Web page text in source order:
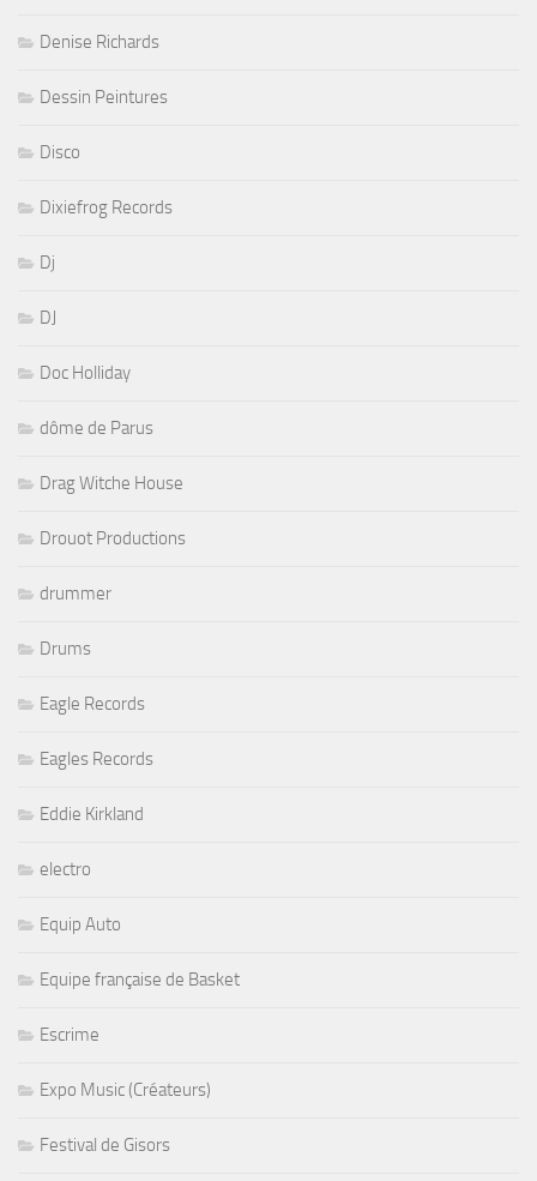
Denise Richards
Dessin Peintures
Disco
Dixiefrog Records
Dj
DJ
Doc Holliday
dôme de Parus
Drag Witche House
Drouot Productions
drummer
Drums
Eagle Records
Eagles Records
Eddie Kirkland
electro
Equip Auto
Equipe française de Basket
Escrime
Expo Music (Créateurs)
Festival de Gisors